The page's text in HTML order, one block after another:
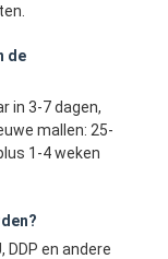
de
in 3-7 dagen,
mallen: 25-
1-4 weken
DDP en andere